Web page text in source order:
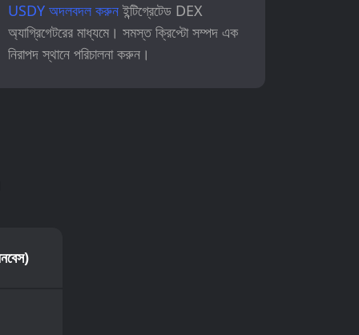
USDY অদলবদল করুনইন্টিগ্রেটেড DEX
অ্যাগ্রিগেটরের মাধ্যমে। সমস্ত ক্রিপ্টো সম্পদ এক
নিরাপদ স্থানে পরিচালনা করুন।